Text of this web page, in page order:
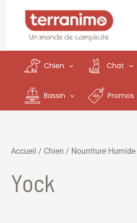
contenu
Chien Chat
Bassin Promos
Accueil / Chien / Nourriture Humide
Yock